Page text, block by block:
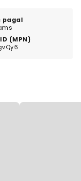
pagal
(MPN)